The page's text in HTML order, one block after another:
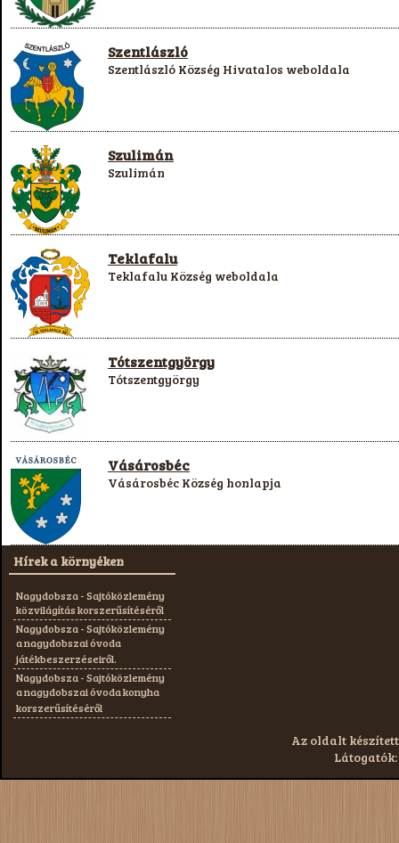
Szentlászló
Szentlászló Község Hivatalos weboldala
Szulimán
Szulimán
Teklafalu
Teklafalu Község weboldala
Tótszentgyörgy
Tótszentgyörgy
Vásárosbéc
Vásárosbéc Község honlapja
Hírek a környéken
Nagydobsza - Sajtóközlemény
közvilágítás korszerűsítéséről
Nagydobsza - Sajtóközlemény
a nagydobszai óvoda
játékbeszerzéseiről.
Nagydobsza - Sajtóközlemény
a nagydobszai óvoda konyha
korszerűsítéséről
Az oldalt